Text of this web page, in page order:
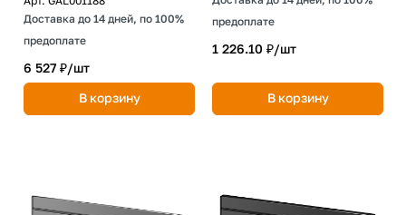
Доставка до 14 дней, по 100%
предоплате
6 527 ₽/шт
В корзину
предоплате
1 226.10 ₽/шт
В корзину